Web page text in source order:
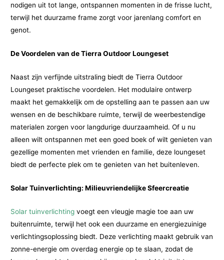
nodigen uit tot lange, ontspannen momenten in de frisse lucht,
terwijl het duurzame frame zorgt voor jarenlang comfort en
genot.
De Voordelen van de Tierra Outdoor Loungeset
Naast zijn verfijnde uitstraling biedt de Tierra Outdoor
Loungeset praktische voordelen. Het modulaire ontwerp
maakt het gemakkelijk om de opstelling aan te passen aan uw
wensen en de beschikbare ruimte, terwijl de weerbestendige
materialen zorgen voor langdurige duurzaamheid. Of u nu
alleen wilt ontspannen met een goed boek of wilt genieten van
gezellige momenten met vrienden en familie, deze loungeset
biedt de perfecte plek om te genieten van het buitenleven.
Solar Tuinverlichting: Milieuvriendelijke Sfeercreatie
Solar tuinverlichting voegt een vleugje magie toe aan uw
buitenruimte, terwijl het ook een duurzame en energiezuinige
verlichtingsoplossing biedt. Deze verlichting maakt gebruik van
zonne-energie om overdag energie op te slaan, zodat de